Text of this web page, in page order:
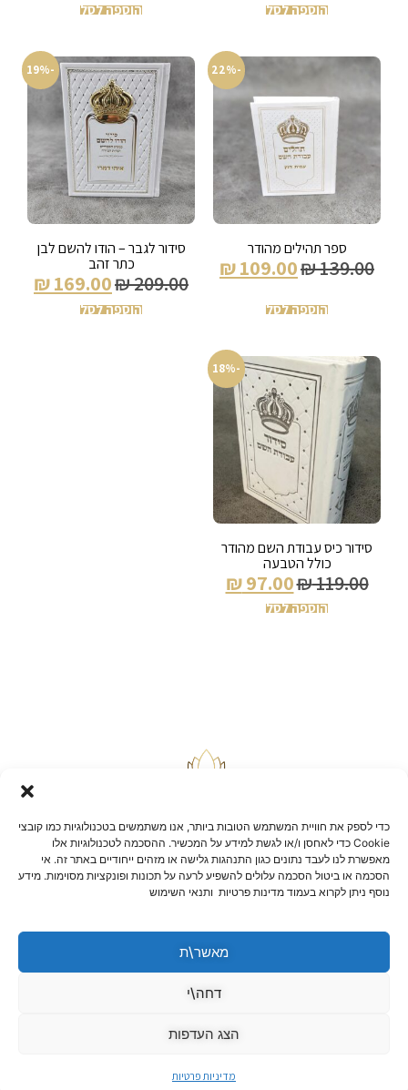
כדי לספק את חוויית המשתמש הטובות ביותר, אנו משתמשים בטכנולוגיות כמו קובצי
Cookie כדי לאחסן ו/או לגשת למידע על המכשיר. ההסכמה לטכנולוגיות אלו
מאפשרת לנו לעבד נתונים כגון התנהגות גלישה או מזהים ייחודיים באתר זה. אי
הסכמה או ביטול הסכמה עלולים להשפיע לרעה על תכונות ופונקציות מסוימות. מידע
נוסף ניתן לקרוא בעמוד מדינות פרטיות ותנאי השימוש
מאשר\ת
דחה\י
הצג העדפות
מדיניות פרטיות
הוספה לסל הוספה לסל
-22%
ספר תהילים מהודר
₪139.00
₪109.00
הוספה לסל
-19%
סידור לגבר – הודו להשם לבן
כתר זהב
₪209.00
₪169.00
הוספה לסל
-18%
סידור כיס עבודת השם מהודר
כולל הטבעה
₪119.00
₪97.00
הוספה לסל
בלוג
שאלות ותשובות
תקנון אתר
הצהרת נגישות
מדיניות החזרות וביטולים